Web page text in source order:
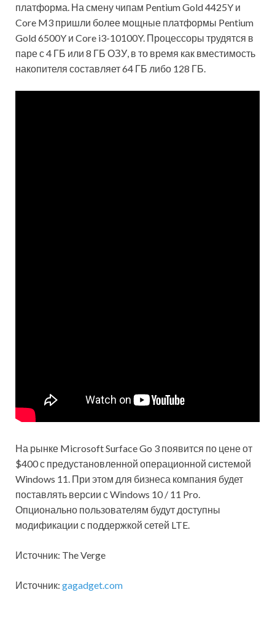
платформа. На смену чипам Pentium Gold 4425Y и
Core M3 пришли более мощные платформы Pentium
Gold 6500Y и Core i3-10100Y. Процессоры трудятся в
паре с 4 ГБ или 8 ГБ ОЗУ, в то время как вместимость
накопителя составляет 64 ГБ либо 128 ГБ.
На рынке Microsoft Surface Go 3 появится по цене от
$400 с предустановленной операционной системой
Windows 11. При этом для бизнеса компания будет
поставлять версии с Windows 10 / 11 Pro.
Опционально пользователям будут доступны
модификации с поддержкой сетей LTE.
Источник: The Verge
Источник: gagadget.com